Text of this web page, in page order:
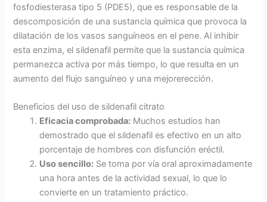
fosfodiesterasa tipo 5 (PDE5), que es responsable de la
descomposición de una sustancia química que provoca la
dilatación de los vasos sanguíneos en el pene. Al inhibir
esta enzima, el sildenafil permite que la sustancia química
permanezca activa por más tiempo, lo que resulta en un
aumento del flujo sanguíneo y una mejorerección.
Beneficios del uso de sildenafil citrato
Eficacia comprobada: Muchos estudios han
demostrado que el sildenafil es efectivo en un alto
porcentaje de hombres con disfunción eréctil.
Uso sencillo: Se toma por vía oral aproximadamente
una hora antes de la actividad sexual, lo que lo
convierte en un tratamiento práctico.